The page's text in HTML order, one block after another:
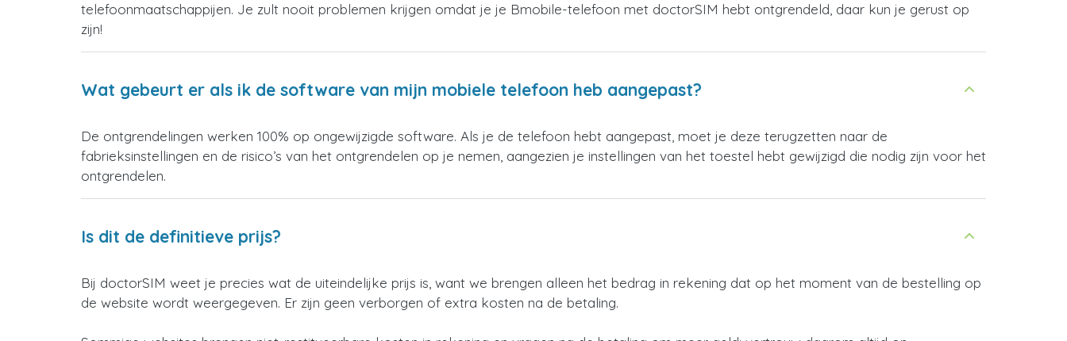
telefoonmaatschappijen. Je zult nooit problemen krijgen omdat je je Bmobile-telefoon met doctorSIM hebt ontgrendeld, daar kun je gerust op
zijn!
Wat gebeurt er als ik de software van mijn mobiele telefoon heb aangepast?
De ontgrendelingen werken 100% op ongewijzigde software. Als je de telefoon hebt aangepast, moet je deze terugzetten naar de
fabrieksinstellingen en de risico’s van het ontgrendelen op je nemen, aangezien je instellingen van het toestel hebt gewijzigd die nodig zijn voor het
ontgrendelen.
Is dit de definitieve prijs?
Bij doctorSIM weet je precies wat de uiteindelijke prijs is, want we brengen alleen het bedrag in rekening dat op het moment van de bestelling op
de website wordt weergegeven. Er zijn geen verborgen of extra kosten na de betaling.